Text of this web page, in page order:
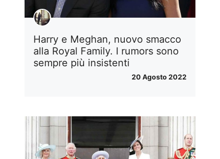
Harry e Meghan, nuovo smacco
alla Royal Family. I rumors sono
sempre più insistenti
20 Agosto 2022